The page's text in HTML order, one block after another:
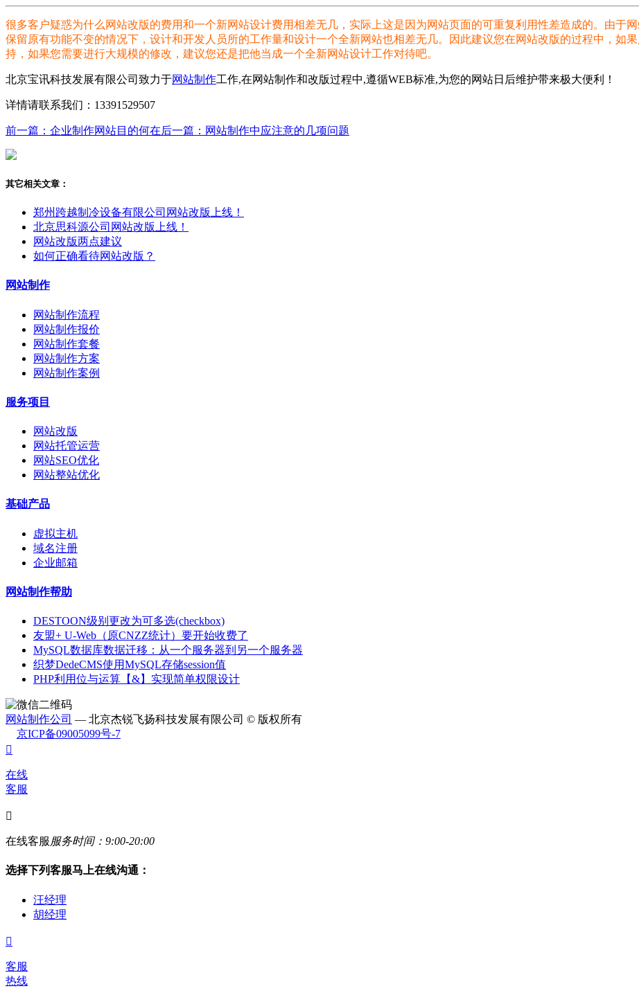
很多客户疑惑为什么网站改版的费用和一个新网站设计费用相差无几，实际上这是因为网站页面的可重复利用性差造成的。由于
保留原有功能不变的情况下，设计和开发人员所的工作量和设计一个全新网站也相差无几。因此建议您在网站改版的过程中，如
持，如果您需要进行大规模的修改，建议您还是把他当成一个全新网站设计工作对待吧。
北京宝讯科技发展有限公司致力于网站制作工作,在网站制作和改版过程中,遵循WEB标准,为您的网站日后维护带来极大便利！
详情请联系我们：13391529507
前一篇：企业制作网站目的何在后一篇：网站制作中应注意的几项问题
其它相关文章：
郑州跨越制冷设备有限公司网站改版上线！
北京思科源公司网站改版上线！
网站改版两点建议
如何正确看待网站改版？
网站制作
网站制作流程
网站制作报价
网站制作套餐
网站制作方案
网站制作案例
服务项目
网站改版
网站托管运营
网站SEO优化
网站整站优化
基础产品
虚拟主机
域名注册
企业邮箱
网站制作帮助
DESTOON级别更改为可多选(checkbox)
友盟+ U-Web（原CNZZ统计）要开始收费了
MySQL数据库数据迁移：从一个服务器到另一个服务器
织梦DedeCMS使用MySQL存储session值
PHP利用位与运算【&】实现简单权限设计
网站制作公司 — 北京杰锐飞扬科技发展有限公司 © 版权所有
京ICP备09005099号-7

在线
客服

在线客服 服务时间：9:00-20:00
选择下列客服马上在线沟通：
汪经理
胡经理

客服
热线